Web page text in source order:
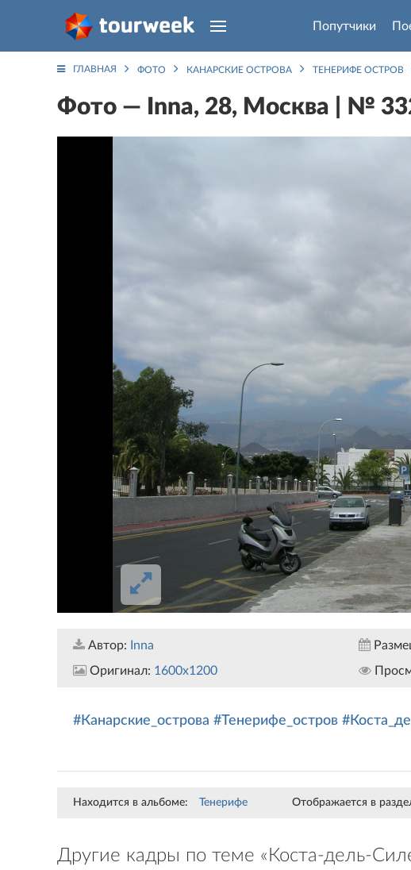
Попутчики
ГЛАВНАЯ ФОТО КАНАРСКИЕ ОСТРОВА ТЕНЕРИФЕ ОСТРОВ
Фото — Inna, 28, Москва | №
Автор:
Inna
Оригинал: 1600x1200
#Канарские_острова #Тенерифе_остров
Находится в альбоме: Тенерифе Отображается в
Другие кадры по теме «Коста-дель-